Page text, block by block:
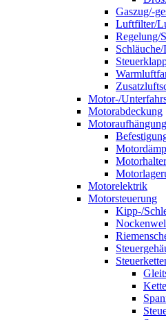
Gaszug/-
Luftfilter/
Regelung/
Motor-/
Motorabdeckung
Motoraufhängung
Motorhalter
Motorelektrik
Motorsteuerung
Kipp-/